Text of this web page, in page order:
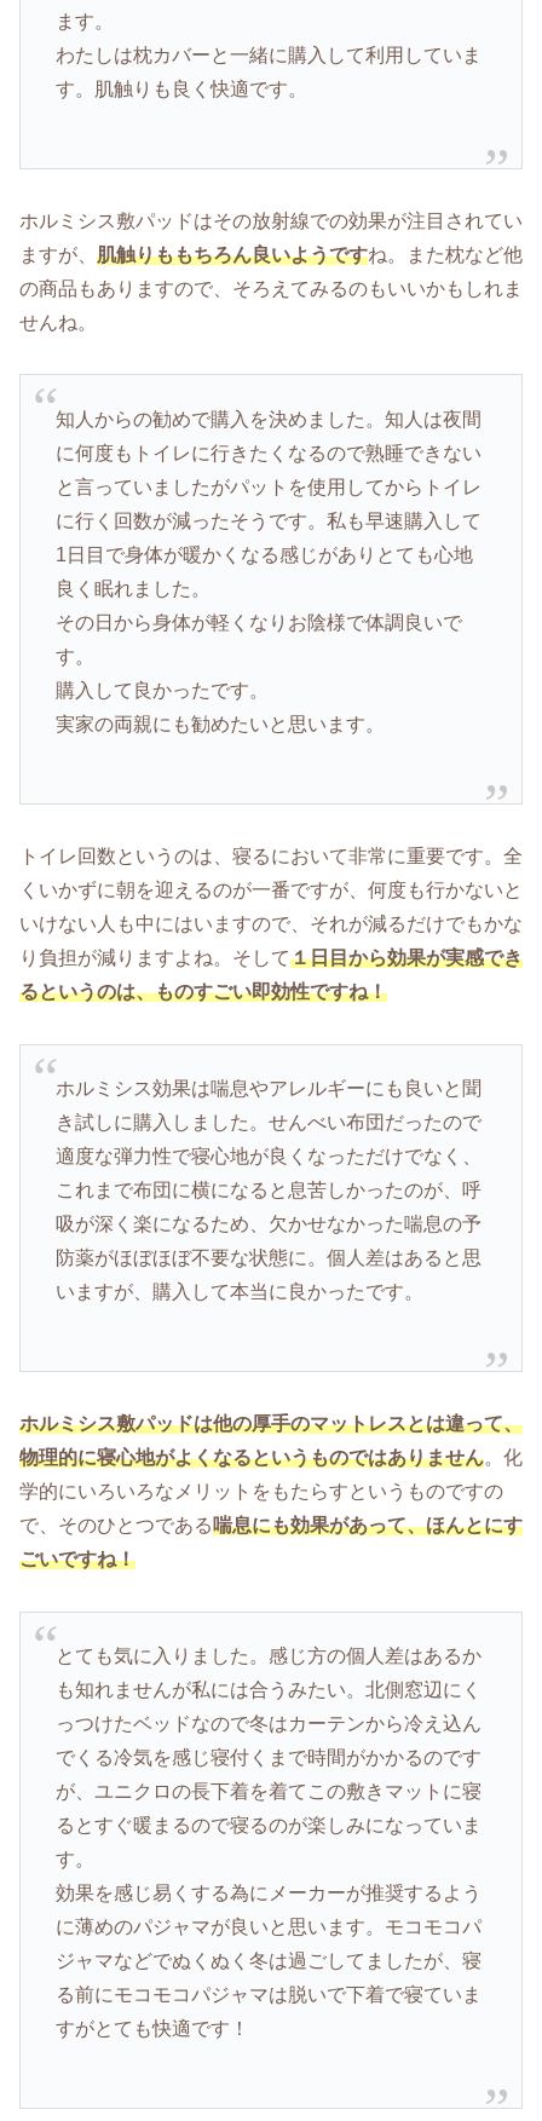
ます。
わたしは枕カバーと一緒に購入して利用していま
す。肌触りも良く快適です。
ホルミシス敷パッドはその放射線での効果が注目されてい
ますが、 肌触りももちろん良いようですね。また枕など他
の商品もありますので、そろえてみるのもいいかもしれま
せんね。
知人からの勧めで購入を決めました。知人は夜間
に何度もトイレに行きたくなるので熟睡できない
と言っていましたがパットを使用してからトイレ
に行く回数が減ったそうです。私も早速購入して
1日目で身体が暖かくなる感じがありとても心地
良く眠れました。
その日から身体が軽くなりお陰様で体調良いで
す。
購入して良かったです。
実家の両親にも勧めたいと思います。
トイレ回数というのは、寝るにおいて非常に重要です。全
くいかずに朝を迎えるのが一番ですが、何度も行かないと
いけない人も中にはいますので、それが減るだけでもかな
り負担が減りますよね。そして１日目から効果が実感でき
るというのは、ものすごい即効性ですね！
ホルミシス効果は喘息やアレルギーにも良いと聞
き試しに購入しました。せんべい布団だったので
適度な弾力性で寝心地が良くなっただけでなく、
これまで布団に横になると息苦しかったのが、呼
吸が深く楽になるため、欠かせなかった喘息の予
防薬がほぼほぼ不要な状態に。個人差はあると思
いますが、購入して本当に良かったです。
ホルミシス敷パッドは他の厚手のマットレスとは違って、
物理的に寝心地がよくなるというものではありません。化
学的にいろいろなメリットをもたらすというものですの
で、そのひとつである喘息にも効果があって、ほんとにす
ごいですね！
とても気に入りました。感じ方の個人差はあるか
も知れませんが私には合うみたい。北側窓辺にく
っつけたベッドなので冬はカーテンから冷え込ん
でくる冷気を感じ寝付くまで時間がかかるのです
が、ユニクロの長下着を着てこの敷きマットに寝
るとすぐ暖まるので寝るのが楽しみになっていま
す。
効果を感じ易くする為にメーカーが推奨するよう
に薄めのパジャマが良いと思います。モコモコパ
ジャマなどでぬくぬく冬は過ごしてましたが、寝
る前にモコモコパジャマは脱いで下着で寝ていま
すがとても快適です！